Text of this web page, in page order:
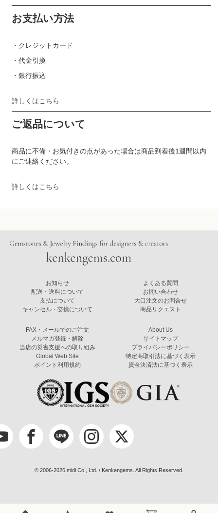
お支払い方法
・クレジットカード
・代金引換
・銀行振込
詳しくはこちら
ご返品について
商品に不備・お気付きの点があった場合は商品到着後1週間以内
にご連絡ください。
詳しくはこちら
お知らせ
配送・送料について
支払について
キャンセル・交換について
よくある質問
お問い合わせ
大口注文のお問合せ
商品リクエスト
FAX・メールでのご注文
メルマガ登録・解除
当店の災害支援への取り組み
Global Web Site
ポイント利用規約
About Us
サイトマップ
プライバシーポリシー
特定商取引法に基づく表示
資金決済法に基づく表示
© 2006-2026 midi Co., Ltd. / Kenkengems. All Rights Reserved.